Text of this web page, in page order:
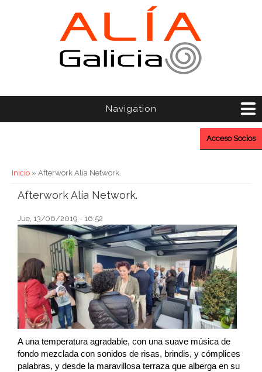
Navigation
Acceso Socios
Usted está aquí
Inicio » Afterwork Alía Network.
Afterwork Alía Network.
Jue, 13/06/2019 - 16:52
A una temperatura agradable, con una suave música de
fondo mezclada con sonidos de risas, brindis, y cómplices
palabras, y desde la maravillosa terraza que alberga en su